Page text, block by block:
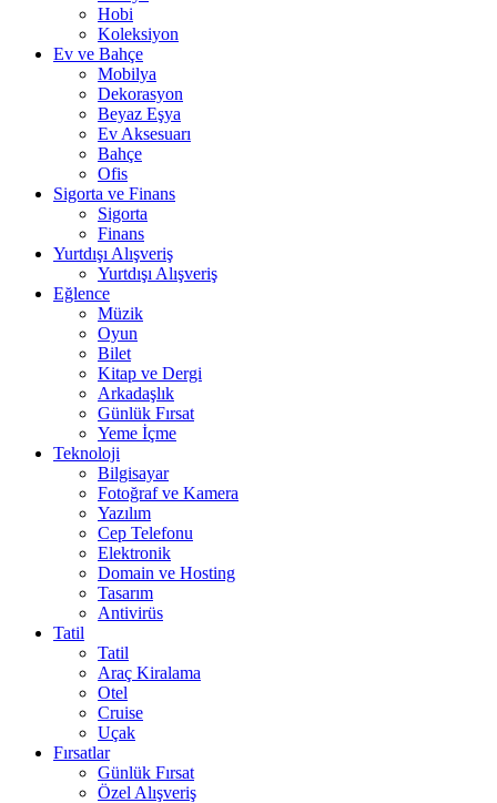
Hobi
Koleksiyon
Ev ve Bahçe
Mobilya
Dekorasyon
Beyaz Eşya
Ev Aksesuarı
Bahçe
Ofis
Sigorta ve Finans
Sigorta
Finans
Yurtdışı Alışveriş
Yurtdışı Alışveriş
Eğlence
Müzik
Oyun
Bilet
Kitap ve Dergi
Arkadaşlık
Günlük Fırsat
Yeme İçme
Teknoloji
Bilgisayar
Fotoğraf ve Kamera
Yazılım
Cep Telefonu
Elektronik
Domain ve Hosting
Tasarım
Antivirüs
Tatil
Tatil
Araç Kiralama
Otel
Cruise
Uçak
Fırsatlar
Günlük Fırsat
Özel Alışveriş